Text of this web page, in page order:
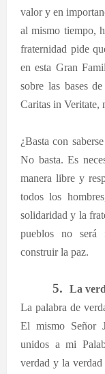
valor y en
al mismo tiempo,
fraternidad pide
en esta Gran
sobre las bases
Caritas in Veritate,
¿Basta con
No basta. Es
manera libre y
todos los
solidaridad y la
pueblos no será
construir la paz.
5.
La
La palabra de
El mismo Señor
unidos a mi
verdad y la